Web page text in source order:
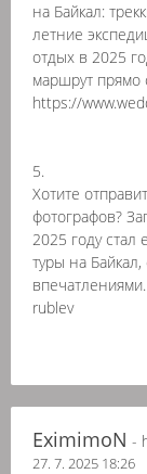
на Байкал:
летние
отдых в 2025
маршрут прямо
https://
5.
Хотите
фотографов?
2025 году
туры на
rublev
EximimoN -
27. 7. 2025 18:26